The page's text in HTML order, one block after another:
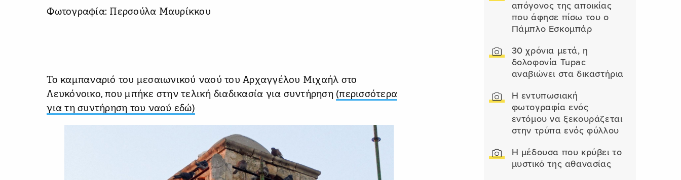
Φωτογραφία: Περσούλα Μαυρίκκου
Το καμπαναριό του μεσαιωνικού ναού του Αρχαγγέλου Μιχαήλ στο
Λευκόνοικο, που μπήκε στην τελική διαδικασία για συντήρηση (περισσότερα
για τη συντήρηση του ναού εδώ)
απόγονος της αποικίας
που άφησε πίσω του ο
Πάμπλο Εσκομπάρ
30 χρόνια μετά, η
δολοφονία Tupac
αναβιώνει στα δικαστήρια
Η εντυπωσιακή
φωτογραφία ενός
εντόμου να ξεκουράζεται
στην τρύπα ενός φύλλου
Η μέδουσα που κρύβει το
μυστικό της αθανασίας